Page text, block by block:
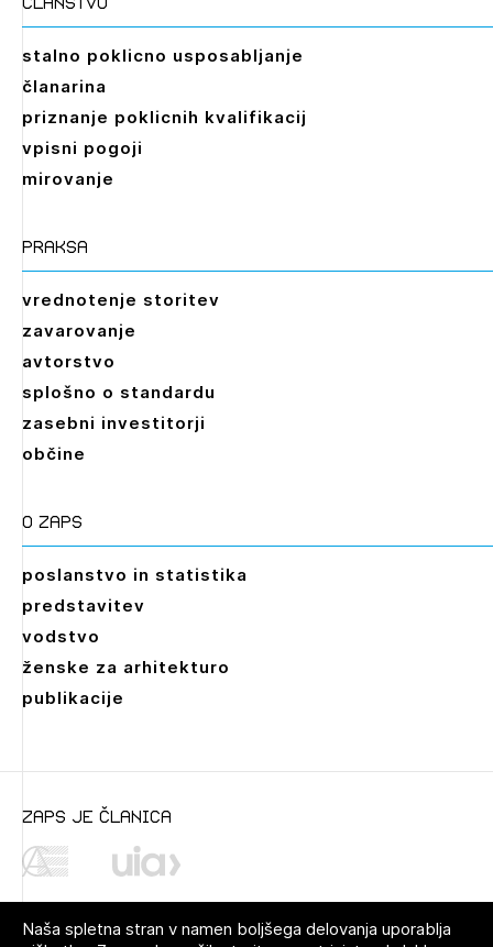
2019,2018,2017,2016,2015,2014,2013,
Mesec
Januar,Februar,Marec,April,Maj,Junij,Julij,
Avgust,September,Oktober,November,
stalno poklicno usposabljanje
članarina
priznanje poklicnih kvalifikacij
vpisni pogoji
mirovanje
praksa
vrednotenje storitev
zavarovanje
avtorstvo
splošno o standardu
zasebni investitorji
občine
O zaps
poslanstvo in statistika
predstavitev
vodstvo
ženske za arhitekturo
publikacije
zaps je članica
Naša spletna stran v namen boljšega delovanja uporablja